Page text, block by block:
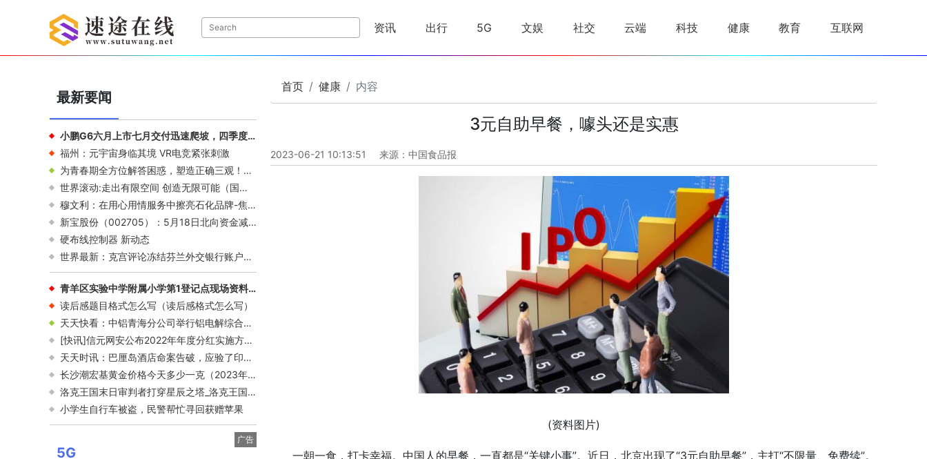
资讯 出行 5G 文娱 社交 云端 科技 健康 教育 互联网
最新要闻
小鹏G6六月上市七月交付迅速爬坡，四季度月交付量目标超2万
福州：元宇宙身临其境 VR电竞紧张刺激
为青春期全方位解答困惑，塑造正确三观！法国引进！-速看料
世界滚动:走出有限空间 创造无限可能（国际博物馆日特别报道）
穆文利：在用心用情服务中擦亮石化品牌-焦点快播
新宝股份（002705）：5月18日北向资金减持32.93万股
硬布线控制器 新动态
世界最新：克宫评论冻结芬兰外交银行账户：对西方不友好行为的回应
青羊区实验中学附属小学第1登记点现场资料审核安排2023 全球要闻
读后感题目格式怎么写（读后感格式怎么写）
天天快看：中铝青海分公司举行铝电解综合工技能等级认定暨结业考试
[快讯]信元网安公布2022年年度分红实施方案(每10股送红股11.525000股 每10股转增3.750000股) 每日观察
天天时讯：巴厘岛酒店命案告破，应验了印尼网友的爆料，家属发声细思极恐
长沙潮宏基黄金价格今天多少一克（2023年5月18日） 世界观焦点
洛克王国末日审判者打穿星辰之塔_洛克王国末日审判者-世界滚动
小学生自行车被盗，民警帮忙寻回获赠苹果
广告
5G
首页 健康 内容
3元自助早餐，噱头还是实惠
2023-06-21 10:13:51 来源：中国食品报
(资料图片)
一朝一食，打卡幸福。中国人的早餐，一直都是“关键小事”。近日，北京出现了“3元自助早餐”，主打“不限量、免费续”。